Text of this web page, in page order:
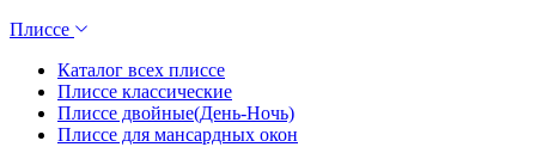
Плиссе
Каталог всех плиссе
Плиссе классические
Плиссе двойные(День-Ночь)
Плиссе для мансардных окон